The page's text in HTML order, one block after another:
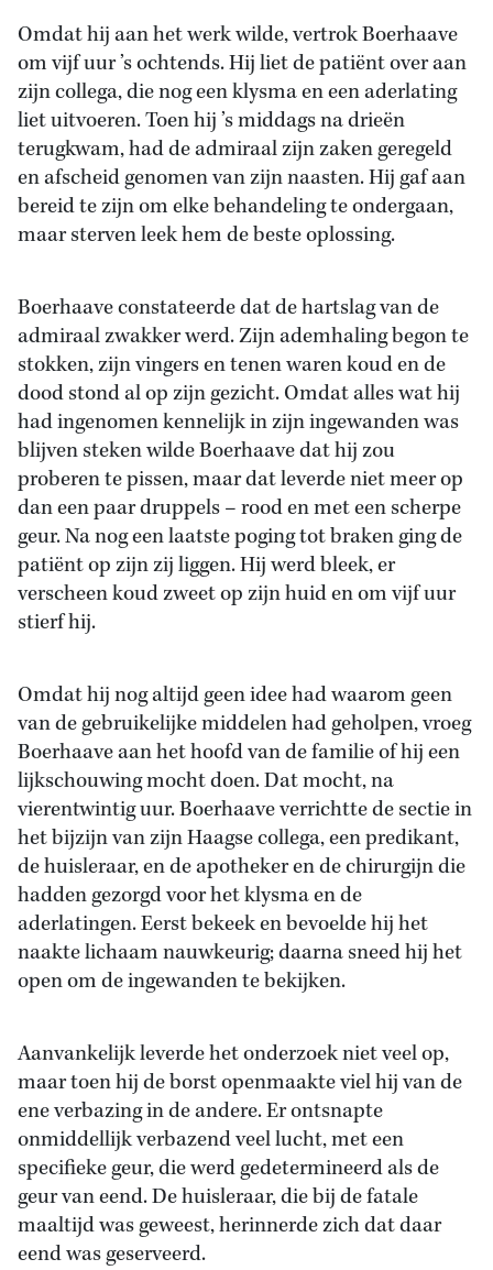
Omdat hij aan het werk wilde, vertrok Boerhaave
om vijf uur ’s ochtends. Hij liet de patiënt over aan
zijn collega, die nog een klysma en een aderlating
liet uitvoeren. Toen hij ’s middags na drieën
terugkwam, had de admiraal zijn zaken geregeld
en afscheid genomen van zijn naasten. Hij gaf aan
bereid te zijn om elke behandeling te ondergaan,
maar sterven leek hem de beste oplossing.
Boerhaave constateerde dat de hartslag van de
admiraal zwakker werd. Zijn ademhaling begon te
stokken, zijn vingers en tenen waren koud en de
dood stond al op zijn gezicht. Omdat alles wat hij
had ingenomen kennelijk in zijn ingewanden was
blijven steken wilde Boerhaave dat hij zou
proberen te pissen, maar dat leverde niet meer op
dan een paar druppels – rood en met een scherpe
geur. Na nog een laatste poging tot braken ging de
patiënt op zijn zij liggen. Hij werd bleek, er
verscheen koud zweet op zijn huid en om vijf uur
stierf hij.
Omdat hij nog altijd geen idee had waarom geen
van de gebruikelijke middelen had geholpen, vroeg
Boerhaave aan het hoofd van de familie of hij een
lijkschouwing mocht doen. Dat mocht, na
vierentwintig uur. Boerhaave verrichtte de sectie in
het bijzijn van zijn Haagse collega, een predikant,
de huisleraar, en de apotheker en de chirurgijn die
hadden gezorgd voor het klysma en de
aderlatingen. Eerst bekeek en bevoelde hij het
naakte lichaam nauwkeurig; daarna sneed hij het
open om de ingewanden te bekijken.
Aanvankelijk leverde het onderzoek niet veel op,
maar toen hij de borst openmaakte viel hij van de
ene verbazing in de andere. Er ontsnapte
onmiddellijk verbazend veel lucht, met een
specifieke geur, die werd gedetermineerd als de
geur van eend. De huisleraar, die bij de fatale
maaltijd was geweest, herinnerde zich dat daar
eend was geserveerd.